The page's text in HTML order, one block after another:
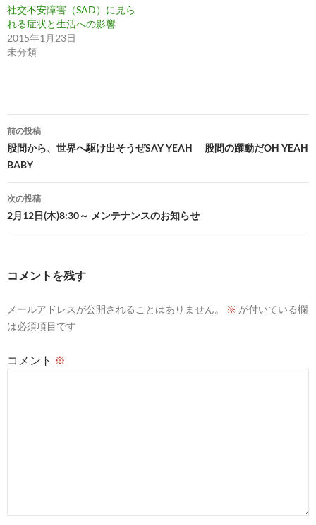
社交不安障害（SAD）に見ら
れる症状と生活への影響
2015年1月23日
未分類
投
稿
ナ
ビ
ゲ
シ
ン
前の投稿
股間から、世界へ駆け出そうぜSAY YEAH 股間の躍動だOH YEAH
BABY
次の投稿
2月12日(木)8:30～ メンテナンスのお知らせ
コメントを残す
メールアドレスが公開されることはありません。 ※ が付いている欄
は必須項目です
コメント ※